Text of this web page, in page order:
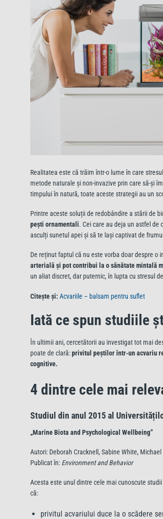
Realitatea este că trăim într-o lume în care
metode naturale și non-invazive prin care să-și
timpului în natură, toate aceste strategii au un
Printre aceste soluții de redobândire a stării de
pești ornamentali. Cei care au deja un astfel
asculți sunetul apei și să te lași captivat de
De reținut faptul că nu este vorba doar despre o
arterială și pot contribui la o sănătate mintală
un aliat discret, dar puternic, în lupta cu stresul
Citește și: Acvariile – balsam pentru suflet
Iată ce spun studiile
În ultimii ani, cercetătorii au investigat tot mai
poate de clară:privitul peștilor într-un acvariu
cognitive.
4 dintre cele mai
Studiul din anul 2015 al
„Marine Biota and Psychological Wellbeing”
Autori: Deborah Cracknell, Sabine White, Michael
Publicat în: Environment and Behavior
Acesta este unul dintre cele mai cunoscute
că:
privitul acvariului duce la o scădere